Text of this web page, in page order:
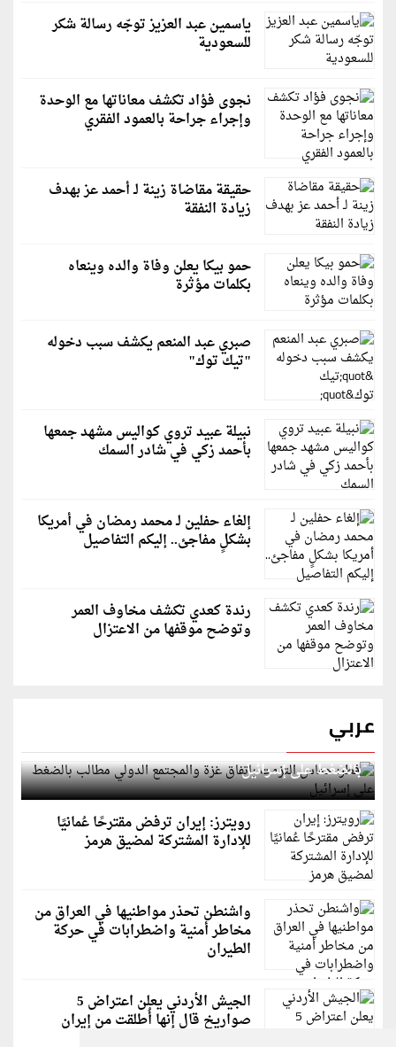
ياسمين عبد العزيز توجّه رسالة شكر
للسعودية
نجوى فؤاد تكشف معاناتها مع الوحدة
وإجراء جراحة بالعمود الفقري
حقيقة مقاضاة زينة لـ أحمد عز بهدف
زيادة النفقة
حمو بيكا يعلن وفاة والده وينعاه
بكلمات مؤثرة
صبري عبد المنعم يكشف سبب دخوله
"تيك توك"
نبيلة عبيد تروي كواليس مشهد جمعها
بأحمد زكي في شادر السمك
إلغاء حفلين لـ محمد رمضان في أمريكا
بشكلٍ مفاجئ.. إليكم التفاصيل
رندة كعدي تكشف مخاوف العمر
وتوضح موقفها من الاعتزال
عربي
قطر: حماس التزمت باتفاق غزة والمجتمع الدولي مطالب
بالضغط على إسرائيل
رويترز: إيران ترفض مقترحًا عُمانيًا
للإدارة المشتركة لمضيق هرمز
واشنطن تحذر مواطنيها في العراق من
مخاطر أمنية واضطرابات في حركة
الطيران
الجيش الأردني يعلن اعتراض 5
صواريخ قال إنها أُطلقت من إيران